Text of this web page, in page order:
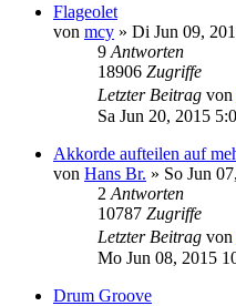
Flageolet
von mcy » Di Jun 09,
9 Antworten
18906 Zugriffe
Letzter Beitrag von
Sa Jun 20, 2015
Akkorde aufteilen auf
von Hans Br. » So Jun
2 Antworten
10787 Zugriffe
Letzter Beitrag von
Mo Jun 08, 2015
Drum Groove